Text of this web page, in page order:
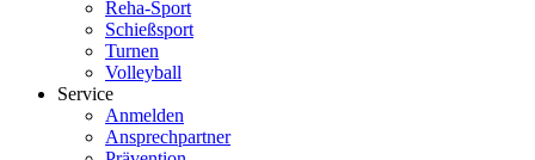
Reha-Sport
Schießsport
Turnen
Volleyball
Service
Anmelden
Ansprechpartner